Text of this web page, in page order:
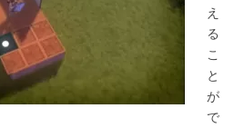
え
る
こ
と
が
で